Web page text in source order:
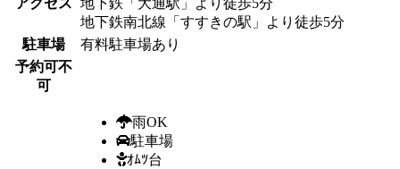
アクセス 地下鉄「大通駅」より徒歩5分
地下鉄南北線「すすきの駅」より徒歩5分
駐車場
有料駐車場あり
予約可不
可
雨OK
駐車場
ｵﾑﾂ台